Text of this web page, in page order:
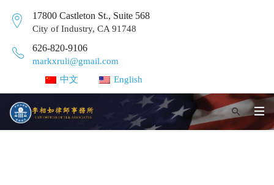
17800 Castleton St., Suite 568
City of Industry, CA 91748
626-820-9106
markxruli@gmail.com
中文
English